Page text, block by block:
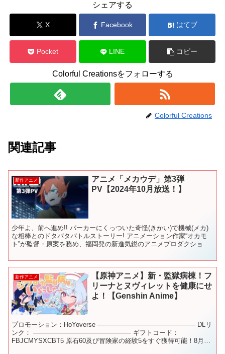
シェアする
X Facebook はてブ
Pocket LINE コピー
Colorful Creationsをフォローする
Colorful Creations
関連記事
新作アニメ
アニメ「メカウデ」第3弾
PV【2024年10月放送！】
少年よ、前へ進め!! パーカーにくっついた奇怪(きかい)で機械(メカ)
な相棒とのドタバタバトルストーリー! アニメーション作家“オカモ
ト”が監督・原案を務め、福岡発の新進気鋭のアニメプロダクション
新作アニメ
【原神アニメ】新・監獄病棟！フ
リーナとヌヴィレットを健康にせ
よ！【Genshin Anime】
プロモーション：HoYoverse ——————————————— DLリ
ンク： ——————————————— ギフトコード：
FBJCMYSXCBT5 原石60及び冒険家の経験5をすぐ獲得可能！8月10